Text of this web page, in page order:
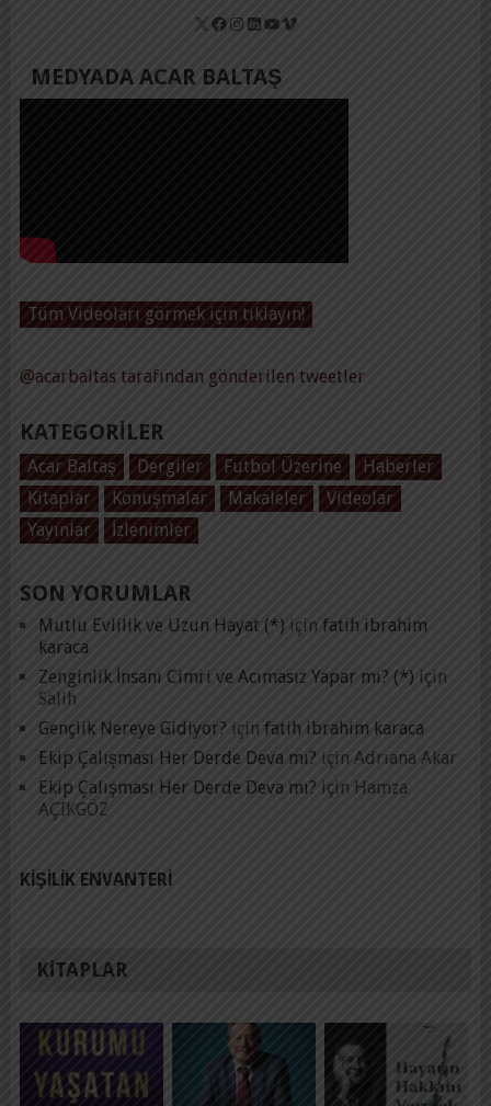
X Facebook
Instagram
LinkedIn
YouTube
Vimeo
MEDYADA ACAR BALTAŞ
Tüm Videoları görmek için tıklayın!
@acarbaltas tarafından gönderilen tweetler
KATEGORILER
Acar Baltaş Dergiler Futbol Üzerine
Haberler
Kitaplar
Konuşmalar Makaleler
Videolar
Yayınlar
İzlenimler
SON YORUMLAR
Mutlu Evlilik ve Uzun Hayat (*) için fatih ibrahim
karaca
Zenginlik İnsanı Cimri ve Acımasız Yapar mı? (*) için
Salih
Gençlik Nereye Gidiyor? için fatih ibrahim karaca
Ekip Çalışması Her Derde Deva mı? için Adrıana Akar
Ekip Çalışması Her Derde Deva mı? için Hamza
AÇIKGÖZ
KIŞILIK ENVANTERI
KITAPLAR